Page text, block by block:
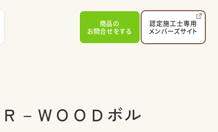
商品の
お問合せをする
認定施工士専用
メンバーズサイト
－ＷＯＯＤボル